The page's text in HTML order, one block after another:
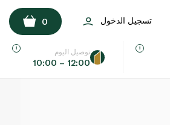
تسجيل الدخول 0
توصيل اليوم
10:00 – 12:00